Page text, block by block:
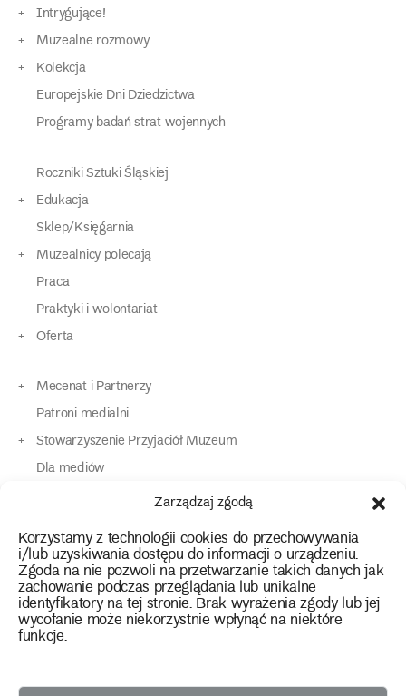
Zarządzaj zgodą
Korzystamy z technologii cookies do przechowywania
i/lub uzyskiwania dostępu do informacji o urządzeniu.
Zgoda na nie pozwoli na przetwarzanie takich danych jak
zachowanie podczas przeglądania lub unikalne
identyfikatory na tej stronie. Brak wyrażenia zgody lub jej
wycofanie może niekorzystnie wpłynąć na niektóre
funkcje.
Intrygujące!
Muzealne rozmowy
Kolekcja
Europejskie Dni Dziedzictwa
Programy badań strat wojennych
Roczniki Sztuki Śląskiej
Edukacja
Sklep/Księgarnia
Muzealnicy polecają
Praca
Praktyki i wolontariat
Oferta
Mecenat i Partnerzy
Patroni medialni
Stowarzyszenie Przyjaciół Muzeum
Dla mediów
Dla osób o specjalnych potrzebach
Kontakt
instagram
twitterfacebookyoutube
tiktok
Polityka prywatności